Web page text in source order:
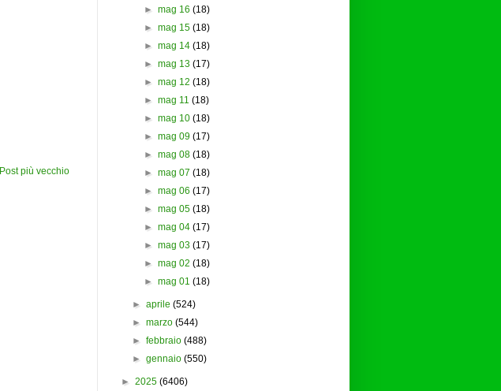
Post più vecchio
► mag 16 (18)
► mag 15 (18)
► mag 14 (18)
► mag 13 (17)
► mag 12 (18)
► mag 11 (18)
► mag 10 (18)
► mag 09 (17)
► mag 08 (18)
► mag 07 (18)
► mag 06 (17)
► mag 05 (18)
► mag 04 (17)
► mag 03 (17)
► mag 02 (18)
► mag 01 (18)
►aprile (524)
►marzo (544)
►febbraio (488)
►gennaio (550)
► 2025 (6406)